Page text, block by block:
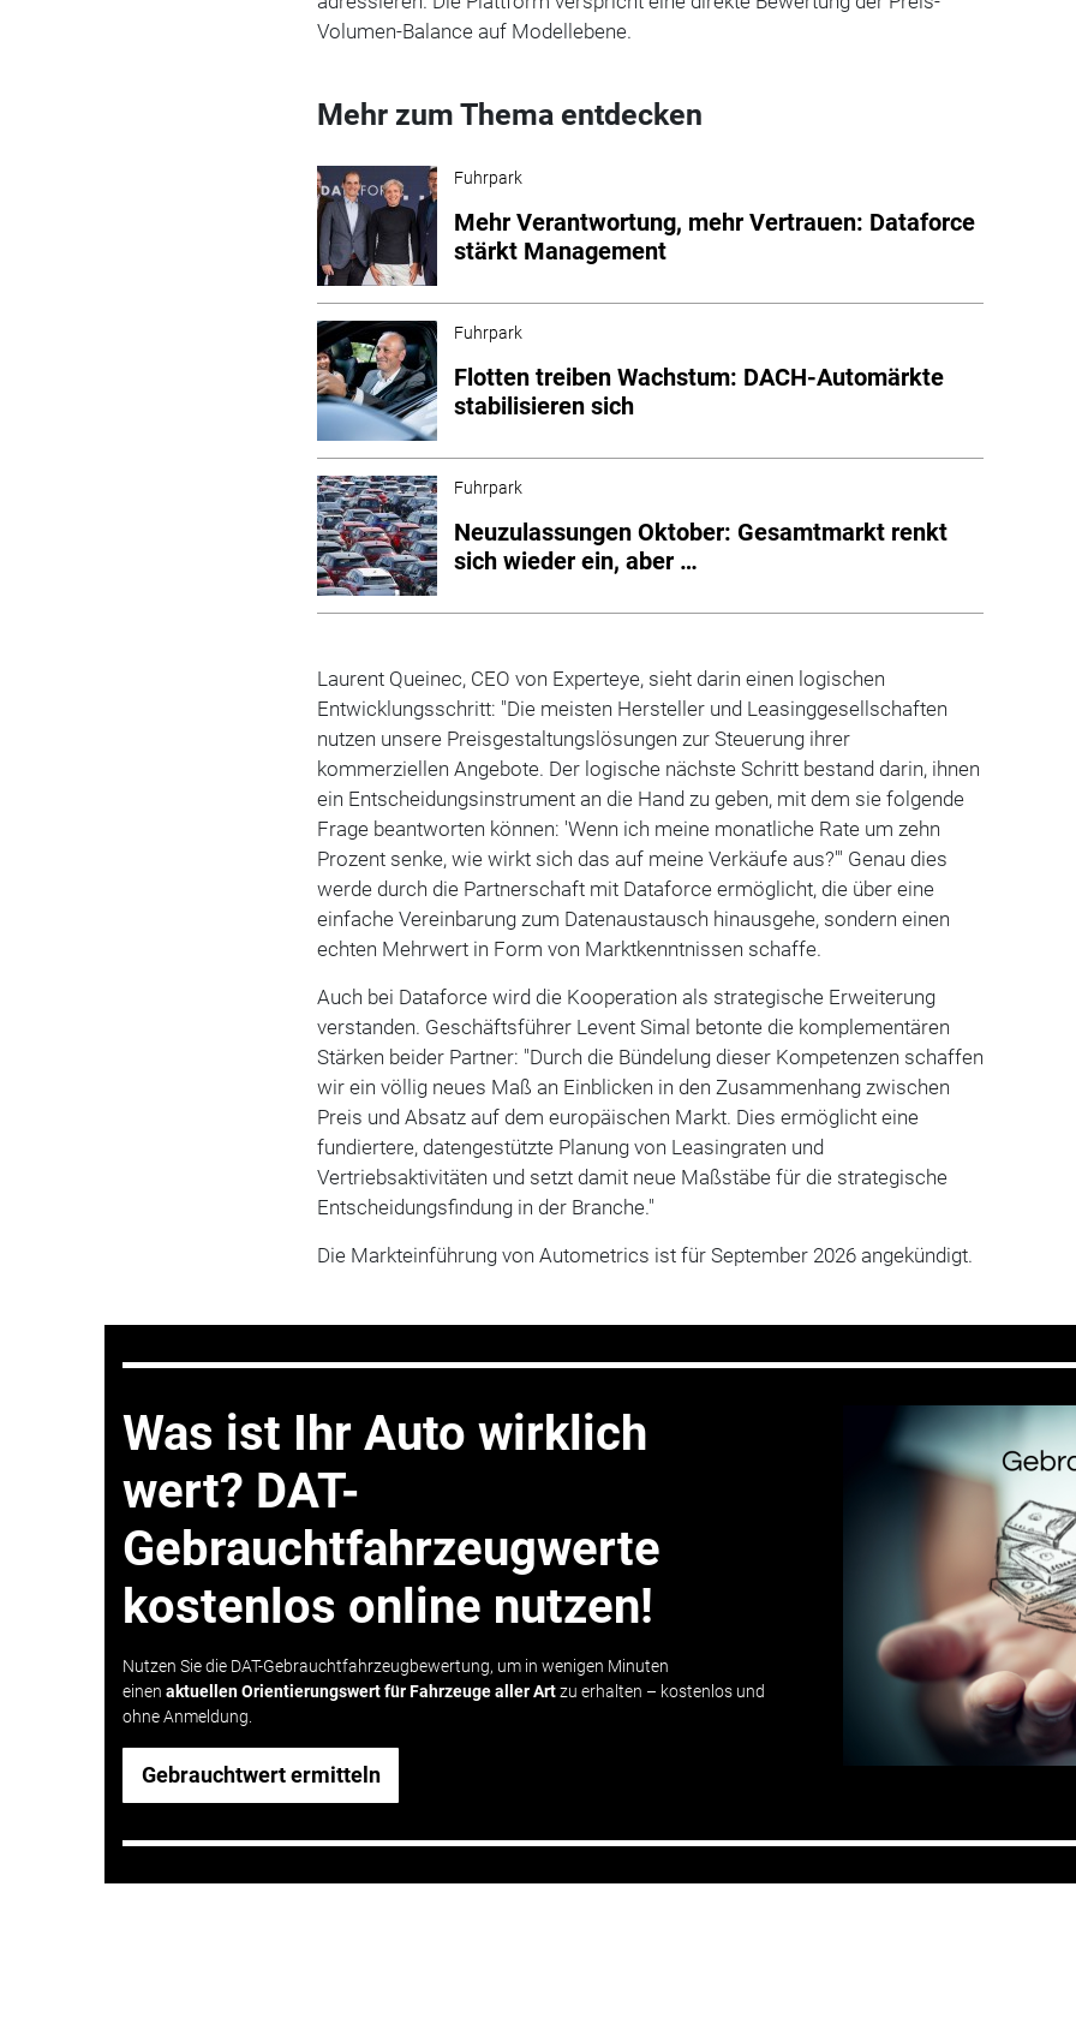
Volumen-Balance auf Modellebene.
Mehr zum Thema entdecken
Fuhrpark
Mehr Verantwortung, mehr Vertrauen: Dataforce
stärkt Management
Fuhrpark
Flotten treiben Wachstum: DACH-Automärkte
stabilisieren sich
Fuhrpark
Neuzulassungen Oktober: Gesamtmarkt renkt
sich wieder ein, aber …
Laurent Queinec, CEO von Experteye, sieht darin einen logischen
Entwicklungsschritt: "Die meisten Hersteller und Leasinggesellschaften
nutzen unsere Preisgestaltungslösungen zur Steuerung ihrer
kommerziellen Angebote. Der logische nächste Schritt bestand darin, ihnen
ein Entscheidungsinstrument an die Hand zu geben, mit dem sie folgende
Frage beantworten können: 'Wenn ich meine monatliche Rate um zehn
Prozent senke, wie wirkt sich das auf meine Verkäufe aus?'" Genau dies
werde durch die Partnerschaft mit Dataforce ermöglicht, die über eine
einfache Vereinbarung zum Datenaustausch hinausgehe, sondern einen
echten Mehrwert in Form von Marktkenntnissen schaffe.
Auch bei Dataforce wird die Kooperation als strategische Erweiterung
verstanden. Geschäftsführer Levent Simal betonte die komplementären
Stärken beider Partner: "Durch die Bündelung dieser Kompetenzen schaffen
wir ein völlig neues Maß an Einblicken in den Zusammenhang zwischen
Preis und Absatz auf dem europäischen Markt. Dies ermöglicht eine
fundiertere, datengestützte Planung von Leasingraten und
Vertriebsaktivitäten und setzt damit neue Maßstäbe für die strategische
Entscheidungsfindung in der Branche."
Die Markteinführung von Autometrics ist für September 2026 angekündigt.
Was ist Ihr Auto wirklich
wert? DAT-
Gebrauchtfahrzeugwerte
kostenlos online nutzen!
Nutzen Sie die DAT-Gebrauchtfahrzeugbewertung, um in wenigen Minuten
einen aktuellen Orientierungswert für Fahrzeuge aller Artzu erhalten – kostenlos und
ohne Anmeldung.
Gebrauchtwert ermitteln